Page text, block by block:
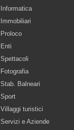
Informatica
Immobiliari
Proloco
Enti
Spettacoli
Fotografia
Stab. Balneari
Sport
Villaggi turistici
Servizi e Aziende